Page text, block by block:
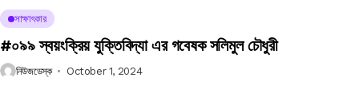
সাক্ষাৎকার
#০৯৯ স্বয়ংক্রিয় যুক্তিবিদ্যা এর গবেষক সলিমুল চৌধুরী
নিউজডেস্ক October 1, 2024